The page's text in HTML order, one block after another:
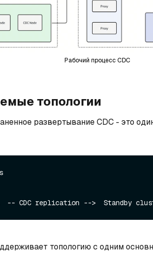
Рабочий процесс CDC
топологии
развертывание CDC - это
топологию с одним